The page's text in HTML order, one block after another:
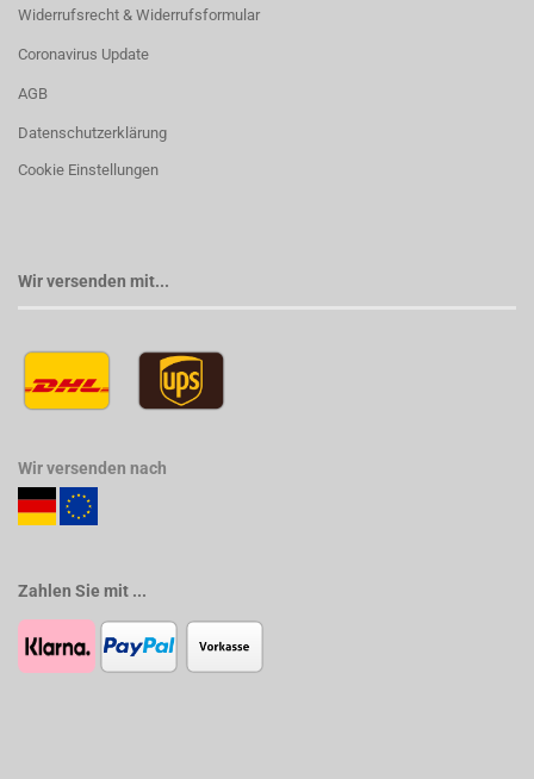
Widerrufsrecht & Widerrufsformular
Coronavirus Update
AGB
Datenschutzerklärung
Cookie Einstellungen
Wir versenden mit...
Wir versenden nach
Zahlen Sie mit ...